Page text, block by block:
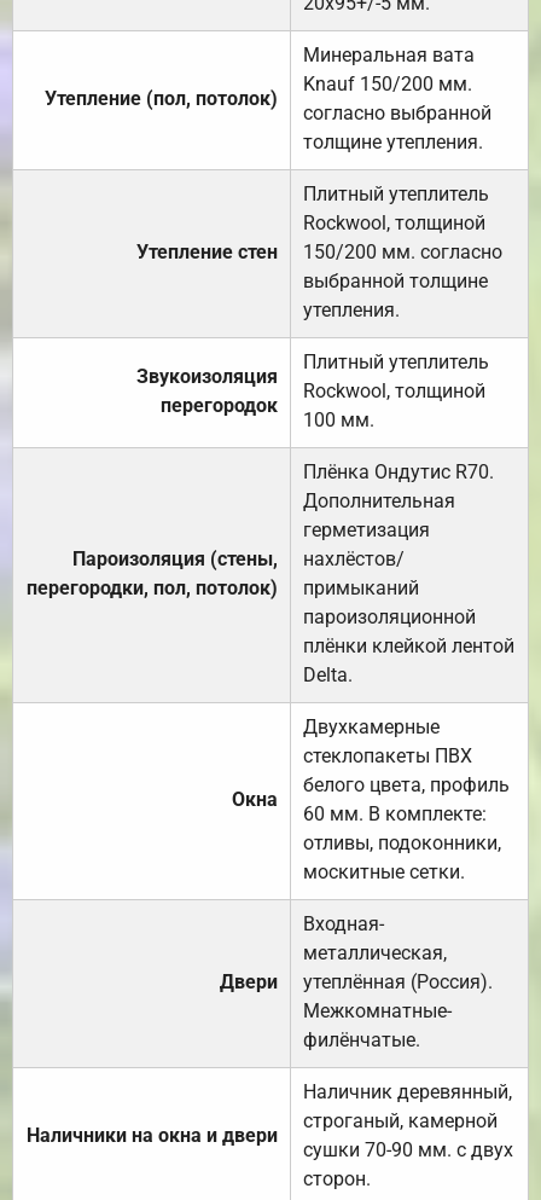
Утепление (пол, потолок)
Минеральная вата
Knauf 150/200 мм.
согласно выбранной
толщине утепления.
Утепление стен
Плитный утеплитель
Rockwool, толщиной
150/200 мм. согласно
выбранной толщине
утепления.
Звукоизоляция
перегородок
Плитный утеплитель
Rockwool, толщиной
100 мм.
Пароизоляция (стены,
перегородки, пол, потолок)
Плёнка Ондутис R70.
Дополнительная
герметизация
нахлёстов/
примыканий
пароизоляционной
плёнки клейкой лентой
Delta.
Окна
Двухкамерные
стеклопакеты ПВХ
белого цвета, профиль
60 мм. В комплекте:
отливы, подоконники,
москитные сетки.
Двери
Входная-
металлическая,
утеплённая (Россия).
Межкомнатные-
филёнчатые.
Наличники на окна и двери
Наличник деревянный,
строганый, камерной
сушки 70-90 мм. с двух
сторон.